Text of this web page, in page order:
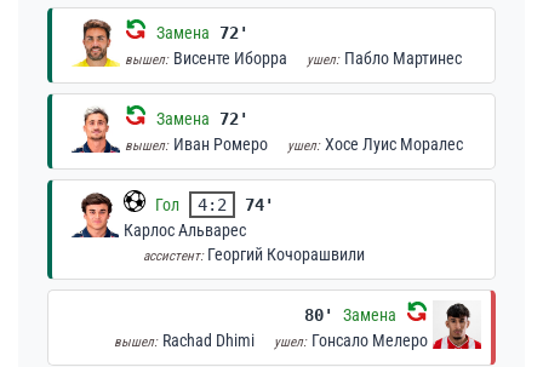
Замена 72'
вышел: Висенте Иборра ушел: Пабло Мартинес
Замена 72'
вышел: Иван Ромеро ушел: Хосе Луис Моралес
Гол 4:2
74'
Карлос Альварес
ассистент: Георгий Кочорашвили
80' Замена
вышел: Rachad Dhimi ушел: Гонсало Мелеро